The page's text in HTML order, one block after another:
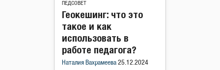
ПЕДСОВЕТ
Геокешинг: что это
такое и как
использовать в
работе педагога?
Наталия Вахрамеева 25.12.2024